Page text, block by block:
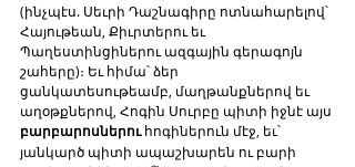
(ինչպէս. Սեւրի Դաշնագիրը ոտնահարելով՝
Հայութեան, Քիւրտերու եւ
Պաղեստինցիներու ազգային գերագոյն
շահերը)։ Եւ հիմա՝ ձեր
ցանկատեսութեամբ, մաղթանքներով եւ
աղօթքներով, Հոգին Սուրբը պիտի իջնէ այս
բարբարոսներու հոգիներուն մէջ, եւ՝
յանկարծ պիտի ապաշխարեն ու բարի